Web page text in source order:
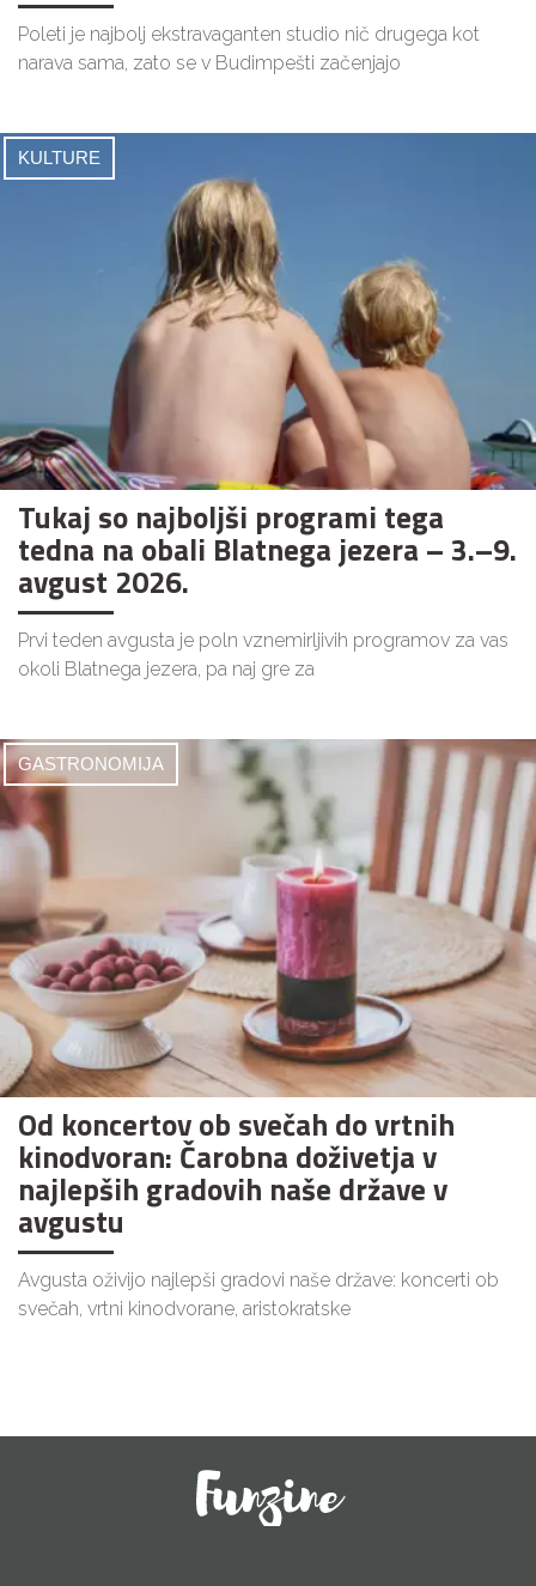
Poleti je najbolj ekstravaganten studio nič drugega kot
narava sama, zato se v Budimpešti začenjajo
KULTURE
Tukaj so najboljši programi tega
tedna na obali Blatnega jezera – 3.–9.
avgust 2026.
Prvi teden avgusta je poln vznemirljivih programov za vas
okoli Blatnega jezera, pa naj gre za
GASTRONOMIJA
Od koncertov ob svečah do vrtnih
kinodvoran: Čarobna doživetja v
najlepših gradovih naše države v
avgustu
Avgusta oživijo najlepši gradovi naše države: koncerti ob
svečah, vrtni kinodvorane, aristokratske